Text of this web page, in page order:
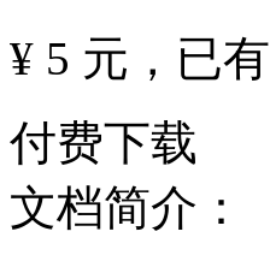
¥ 5 元 ，已有
付费下载
文档简介：